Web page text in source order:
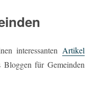
interessanten Artikel
für Gemeinden